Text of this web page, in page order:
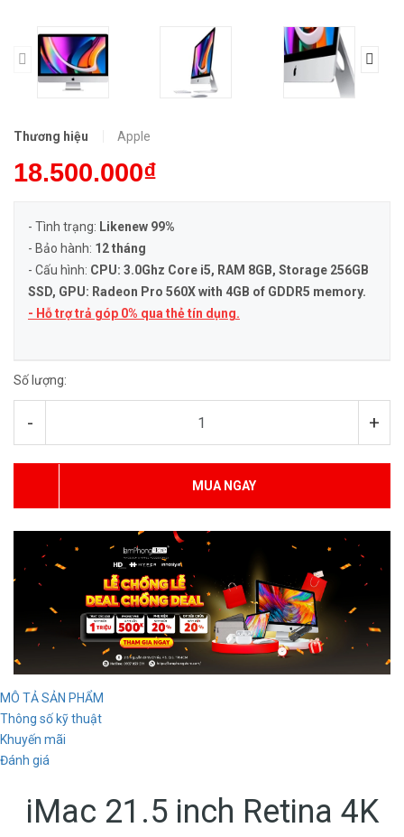
Thương hiệu Apple
18.500.000₫
- Tình trạng: Likenew 99%
- Bảo hành: 12 tháng
- Cấu hình: CPU: 3.0Ghz Core i5, RAM 8GB, Storage 256GB
SSD, GPU: Radeon Pro 560X with 4GB of GDDR5 memory.
- Hỗ trợ trả góp 0% qua thẻ tín dụng.
Số lượng:
- +
MUA NGAY
MÔ TẢ SẢN PHẨM
Thông số kỹ thuật
Khuyến mãi
Đánh giá
iMac 21.5 inch Retina 4K